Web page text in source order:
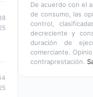
De acuerdo con el
de consumo, las
control,
decreciente y
duración de
comerciante.
contraprestación.